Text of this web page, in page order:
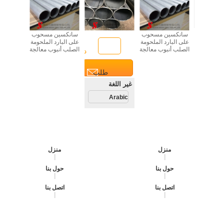
سانكسين مسحوب
على البارد الملحومة
الصلب أنبوب معالجةدردشة
طلب
اقتباس
غير اللغة
Arabic
منزل
حول بنا
اتصل بنا
سانكسين مسحوب
على البارد الملحومة
الصلب أنبوب معالجة
دردشة
منزل
حول بنا
اتصل بنا